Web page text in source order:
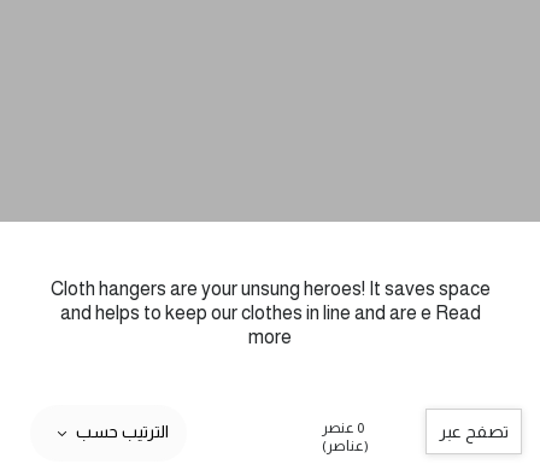
Cloth hangers are your unsung heroes! It saves space
and helps to keep our clothes in line and are e Read
more
تصفح عبر
0 عنصر
(عناصر)
الترتيب حسب